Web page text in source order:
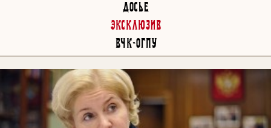
Досье
Эксклюзив
ВЧК-ОГПУ